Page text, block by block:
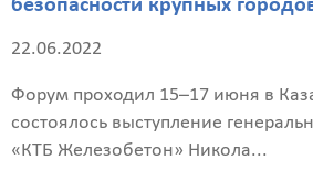
безопасности крупных
22.06.2022
Форум проходил 15–17 июня в
состоялось выступление
«КТБ Железобетон» Никола...
код
картинки